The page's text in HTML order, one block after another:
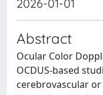
2026-01-01
Abstract
Ocular Color
OCDUS-based
cerebrovascular